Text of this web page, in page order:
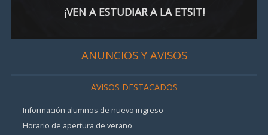
¡VEN A ESTUDIAR A LA ETSIT!
ANUNCIOS Y AVISOS
AVISOS DESTACADOS
Información alumnos de nuevo ingreso
Horario de apertura de verano